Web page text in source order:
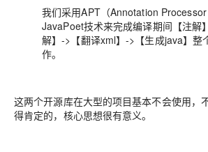
我们采用APT（Annotation
JavaPoet技术来完成编译期间【注解
解】->【翻译xml】->【生成java】整
作。
这两个开源库在大型的项目基本不会使用，
得肯定的，核心思想很有意义。